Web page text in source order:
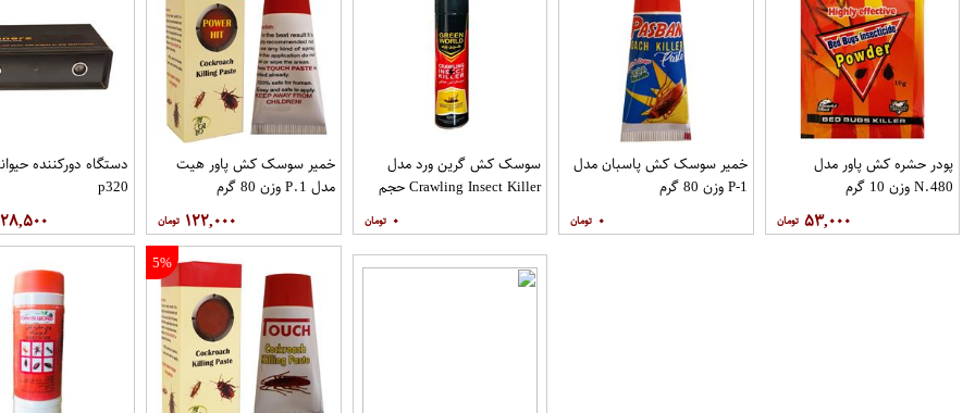
پودر حشره کش پاور مدل
N.480 وزن 10 گرم
۵۳,۰۰۰
خمیر سوسک کش پاسبان مدل
P-1 وزن 80 گرم
۰
سوسک کش گرین ورد مدل
Crawling Insect Killer حجم
۰
خمیر سوسک کش پاور هیت
مدل P.1 وزن 80 گرم
۱۲۲,۰۰۰
دستگاه دورکننده
p320
5%